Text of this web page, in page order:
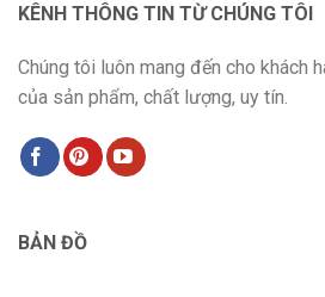
KÊNH THÔNG TIN TỪ CHÚNG TÔI
Chúng tôi luôn mang đến cho khách
của sản phẩm, chất lượng, uy tín.
BẢN ĐỒ